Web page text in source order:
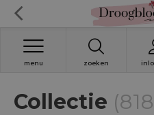
zoeken
menu
Collectie